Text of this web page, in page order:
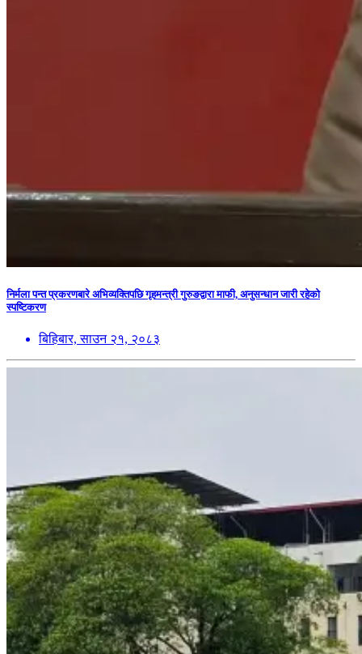
निर्मला पन्त प्रकरणबारे अभिव्यक्तिपछि गृहमन्त्री गुरुङद्वारा माफी, अनुसन्धान जारी रहेको
स्पष्टिकरण
बिहिबार, साउन २१, २०८३